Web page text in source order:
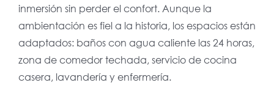
inmersión sin perder el confort. Aunque la
ambientación es fiel a la historia, los espacios están
adaptados: baños con agua caliente las 24 horas,
zona de comedor techada, servicio de cocina
casera, lavandería y enfermería.